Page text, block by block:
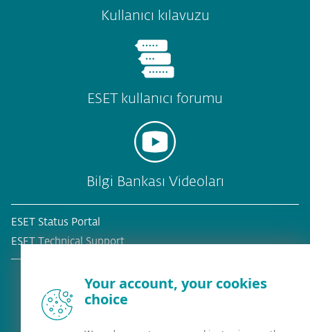
Kullanıcı kılavuzu
ESET kullanıcı forumu
Bilgi Bankası Videoları
ESET Status Portal
ESET Technical Support
Your account, your cookies
choice